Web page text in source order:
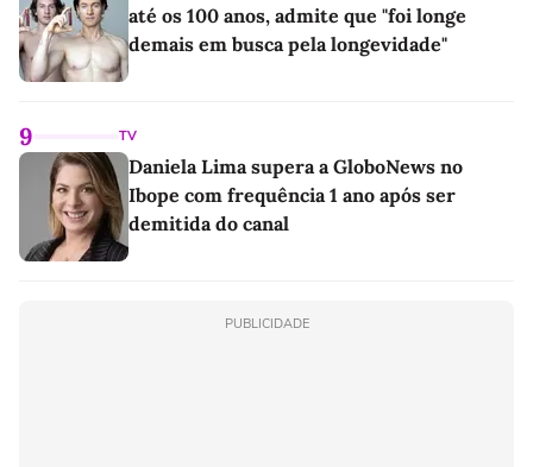
até os 100 anos, admite que "foi longe
demais em busca pela longevidade"
9 TV
Daniela Lima supera a GloboNews no
Ibope com frequência 1 ano após ser
demitida do canal
PUBLICIDADE